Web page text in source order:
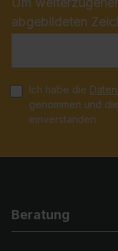
abgebildeten
Ich habe die
genommen und die
einverstanden.
Beratung